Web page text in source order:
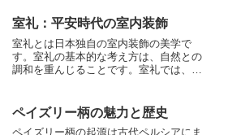
体的な内容は、地域や神社によって異なり
を設けて神職が祝詞を奏上し、工事の安全
が基本的な流れです。
室礼：平安時代の室内装飾
室礼とは日本独自の室内装飾の美学で
す。室礼の基本的な考え方は、自然との
調和を重んじることです。室礼では、自
よく配置することも重要です。調度品
は、室内の空間を有効に活用し、美しく
ペイズリー柄の魅力と歴史
ペイズリー柄の起源は古代ペルシアにま